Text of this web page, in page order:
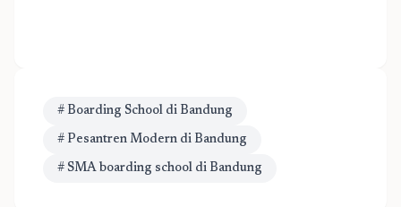
# Boarding School di Bandung
# Pesantren Modern di Bandung
# SMA boarding school di Bandung